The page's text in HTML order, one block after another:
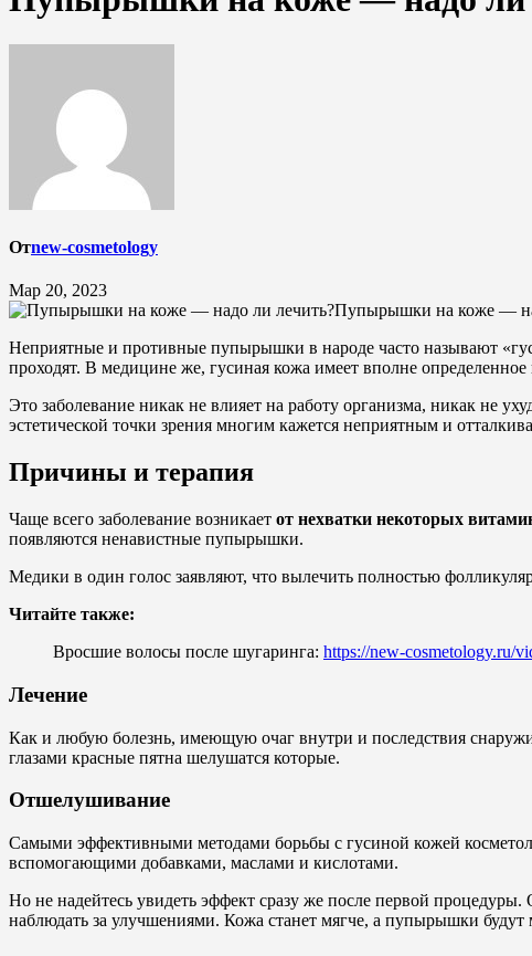
Отnew-cosmetology
Мар 20, 2023
Пупырышки на коже —
Неприятные и противные пупырышки в народе часто называют
проходят. В медицине же, гусиная кожа имеет вполне определенное
Это заболевание никак не влияет на работу организма, никак не
эстетической точки зрения многим кажется неприятным и
Причины и терапия
Чаще всего заболевание возникает от нехватки некоторых
появляются ненавистные пупырышки.
Медики в один голос заявляют, что вылечить полностью
Читайте также:
Вросшие волосы после шугаринга: https://new-cosmetology.ru/
Лечение
Как и любую болезнь, имеющую очаг внутри и последствия
глазами красные пятна шелушатся которые.
Отшелушивание
Самыми эффективными методами борьбы с гусиной кожей
вспомогающими добавками, маслами и кислотами.
Но не надейтесь увидеть эффект сразу же после первой
наблюдать за улучшениями. Кожа станет мягче, а пупырышки будут